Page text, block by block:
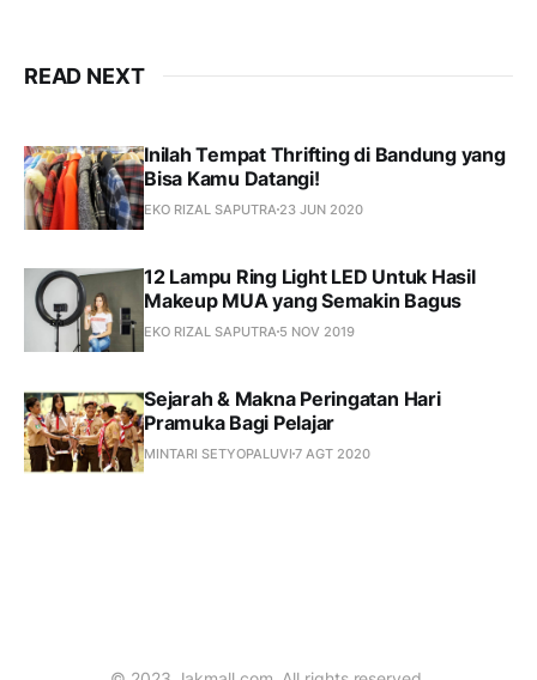
READ NEXT
Inilah Tempat Thrifting di Bandung yang
Bisa Kamu Datangi!
EKO RIZAL SAPUTRA 23 JUN 2020
12 Lampu Ring Light LED Untuk Hasil
Makeup MUA yang Semakin Bagus
EKO RIZAL SAPUTRA 5 NOV 2019
Sejarah & Makna Peringatan Hari
Pramuka Bagi Pelajar
MINTARI SETYOPALUVI 7 AGT 2020